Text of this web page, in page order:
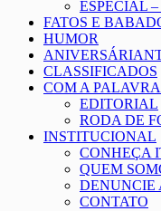
ESPECIAL
FATOS E
HUMOR
CLASSIFICADOS
COM A PALAVRA
EDITORIAL
RODA DE
INSTITUCIONAL
CONHEÇA
QUEM
DENUNCIE
CONTATO